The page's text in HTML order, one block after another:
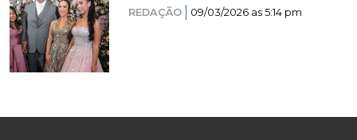
REDAÇÃO 09/03/2026 as 5:14 pm